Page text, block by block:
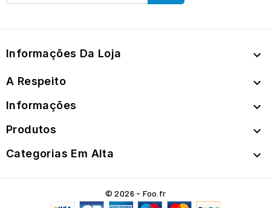
Informações Da Loja 
A Respeito 
Informações 
Produtos 
Categorias Em Alta 
© 2026 - Foo.fr